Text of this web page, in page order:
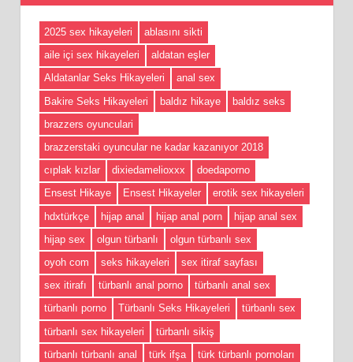
2025 sex hikayeleri
ablasını sikti
aile içi sex hikayeleri
aldatan eşler
Aldatanlar Seks Hikayeleri
anal sex
Bakire Seks Hikayeleri
baldız hikaye
baldız seks
brazzers oyunculari
brazzerstaki oyuncular ne kadar kazanıyor 2018
cıplak kızlar
dixiedamelioxxx
doedaporno
Ensest Hikaye
Ensest Hikayeler
erotik sex hikayeleri
hdxtürkçe
hijap anal hijap anal porn
hijap anal sex
hijap sex
olgun türbanlı
olgun türbanlı sex
oyoh com
seks hikayeleri
sex itiraf sayfası
sex itirafı
türbanlı anal porno
türbanlı anal sex
türbanlı porno
Türbanlı Seks Hikayeleri
türbanlı sex
türbanlı sex hikayeleri
türbanlı sikiş
türbanlı türbanlı anal
türk ifşa türk türbanlı pornoları